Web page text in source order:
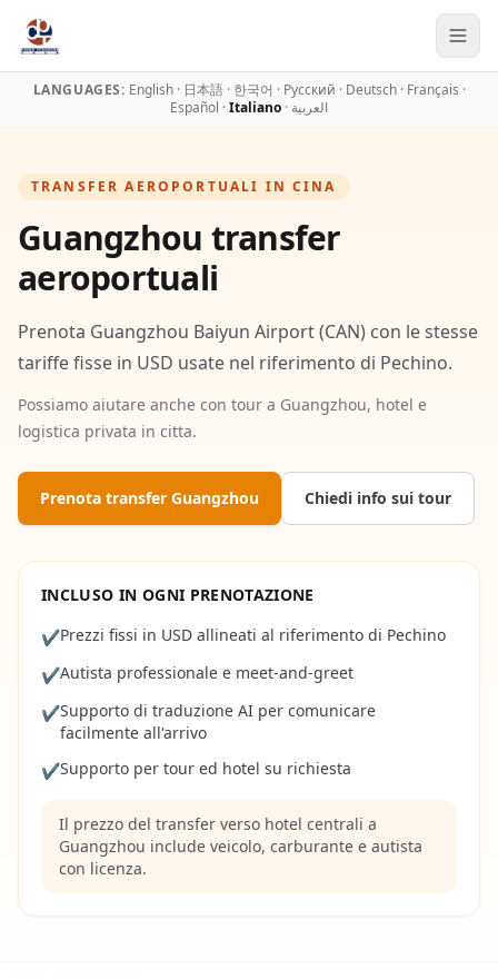
LANGUAGES: English· 日本語· 한국어 · Русский · Deutsch· Français ·
Español ·Italiano · العربية
TRANSFER AEROPORTUALI IN CINA
Guangzhou transfer
aeroportuali
Prenota Guangzhou Baiyun Airport (CAN) con le stesse
tariffe fisse in USD usate nel riferimento di Pechino.
Possiamo aiutare anche con tour a Guangzhou, hotel e
logistica privata in citta.
Prenota transfer Guangzhou Chiedi info sui tour
INCLUSO IN OGNI PRENOTAZIONE
✔Prezzi fissi in USD allineati al riferimento di Pechino
✔Autista professionale e meet-and-greet
✔Supporto di traduzione AI per comunicare
facilmente all'arrivo
✔Supporto per tour ed hotel su richiesta
Il prezzo del transfer verso hotel centrali a
Guangzhou include veicolo, carburante e autista
con licenza.